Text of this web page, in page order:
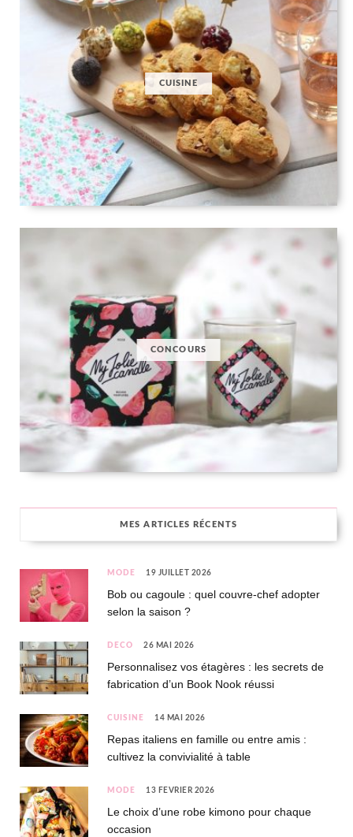
CUISINE
CONCOURS
MES ARTICLES RÉCENTS
MODE 19 JUILLET 2026
Bob ou cagoule : quel couvre-chef adopter
selon la saison ?
DÉCO 26 MAI 2026
Personnalisez vos étagères : les secrets de
fabrication d’un Book Nook réussi
CUISINE 14 MAI 2026
Repas italiens en famille ou entre amis :
cultivez la convivialité à table
MODE 13 FÉVRIER 2026
Le choix d’une robe kimono pour chaque
occasion